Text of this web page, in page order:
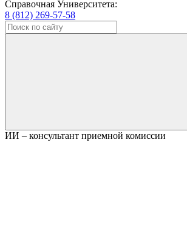
Справочная Университета:
8 (812) 269-57-58
ИИ – консультант приемной комиссии